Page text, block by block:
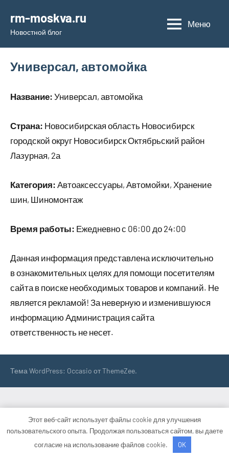
содержимому
rm-moskva.ru
Новостной блог
Меню
Универсал, автомойка
Название: Универсал, автомойка
Страна: Новосибирская область Новосибирск
городской округ Новосибирск Октябрьский район
Лазурная, 2а
Категория: Автоаксессуары, Автомойки, Хранение
шин, Шиномонтаж
Время работы: Ежедневно с 06:00 до 24:00
Данная информация представлена исключительно
в ознакомительных целях для помощи посетителям
сайта в поиске необходимых товаров и компаний. Не
является рекламой! За неверную и изменившуюся
информацию Администрация сайта
ответственность не несет.
Тема WordPress: Occasio от ThemeZee.
Этот веб-сайт использует файлы cookie для улучшения
пользовательского опыта. Продолжая пользоваться сайтом, вы даете
согласие на использование файлов cookie.
OK